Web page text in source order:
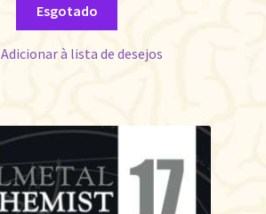
Esgotado
Adicionar à lista de desejos